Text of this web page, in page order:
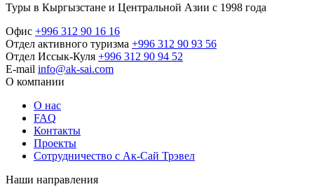
Туры в Кыргызстане и Центральной Азии с 1998 года
Офис +996 312 90 16 16
Отдел активного туризма +996 312 90 93 56
Отдел Иссык-Куля +996 312 90 94 52
E-mail info@ak-sai.com
О компании
О нас
FAQ
Контакты
Проекты
Сотрудничество с Ак-Сай Трэвел
Наши направления